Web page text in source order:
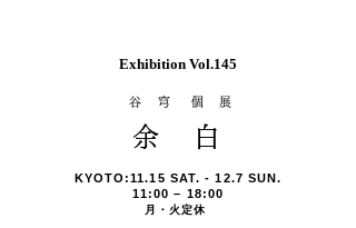
Exhibition Vol.145
谷 穹 個 展
余 白
KYOTO:11.15 SAT. - 12.7 SUN.
11:00 – 18:00
月・火定休